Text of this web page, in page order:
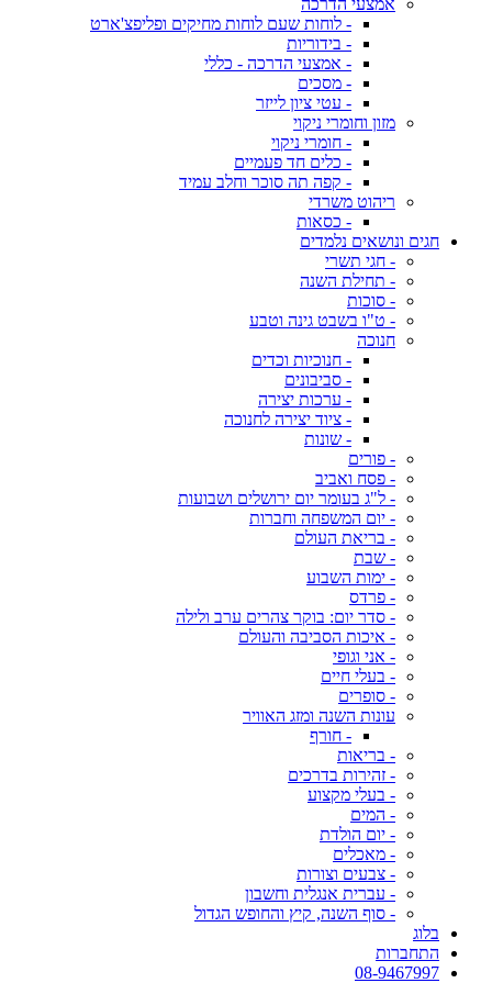
אמצעי הדרכה
- לוחות שעם לוחות מחיקים ופליפצ'ארט
- בידוריות
- אמצעי הדרכה - כללי
- מסכים
- עטי ציון לייזר
מזון וחומרי ניקוי
- חומרי ניקוי
- כלים חד פעמיים
- קפה תה סוכר וחלב עמיד
ריהוט משרדי
- כסאות
חגים ונושאים נלמדים
- חגי תשרי
- תחילת השנה
- סוכות
- ט"ו בשבט גינה וטבע
חנוכה
- חנוכיות וכדים
- סביבונים
- ערכות יצירה
- ציוד יצירה לחנוכה
- שונות
- פורים
- פסח ואביב
- ל"ג בעומר יום ירושלים ושבועות
- יום המשפחה וחברות
- בריאת העולם
- שבת
- ימות השבוע
- פרדס
- סדר יום: בוקר צהרים ערב ולילה
- איכות הסביבה והעולם
- אני וגופי
- בעלי חיים
- סופרים
עונות השנה ומזג האוויר
- חורף
- בריאות
- זהירות בדרכים
- בעלי מקצוע
- המים
- יום הולדת
- מאכלים
- צבעים וצורות
- עברית אנגלית וחשבון
- סוף השנה, קיץ והחופש הגדול
בלוג
התחברות
08-9467997